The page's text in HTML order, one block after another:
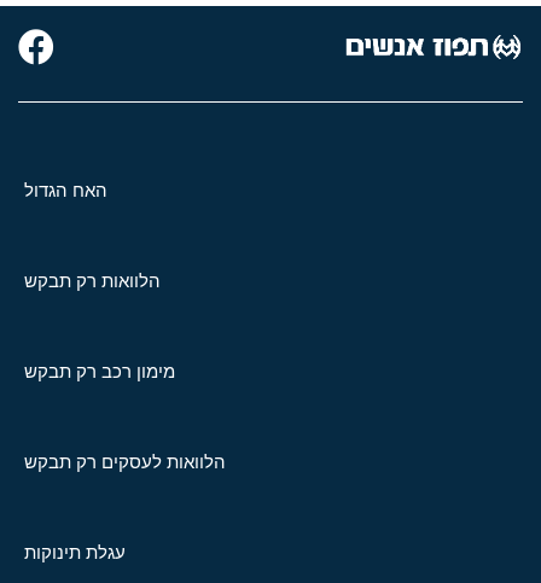
האח הגדול
הלוואות רק תבקש
מימון רכב רק תבקש
הלוואות לעסקים רק תבקש
עגלת תינוקות